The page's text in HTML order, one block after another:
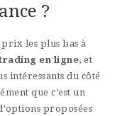
?
les plus bas à
en ligne, et
intéressants du côté
que c’est un
proposées